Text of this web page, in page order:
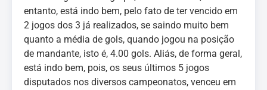
entanto, está indo bem, pelo fato de ter vencido em
2 jogos dos 3 já realizados, se saindo muito bem
quanto a média de gols, quando jogou na posição
de mandante, isto é, 4.00 gols. Aliás, de forma geral,
está indo bem, pois, os seus últimos 5 jogos
disputados nos diversos campeonatos, venceu em